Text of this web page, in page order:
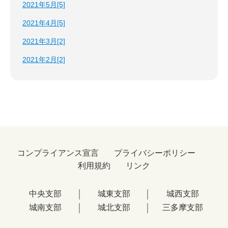
2021年5月[5]
2021年4月[5]
2021年3月[2]
2021年2月[2]
コンプライアンス宣言
プライバシーポリシー
利用規約
リンク
中央支部 城東支部
城西支部
城南支部
城北支部 三多摩支部